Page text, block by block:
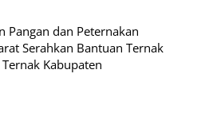
Pangan dan Peternakan
Serahkan Bantuan Ternak
Kabupaten